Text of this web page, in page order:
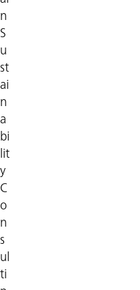
n
S
u
st
ai
n
a
bi
lit
y
C
o
n
s
ul
ti